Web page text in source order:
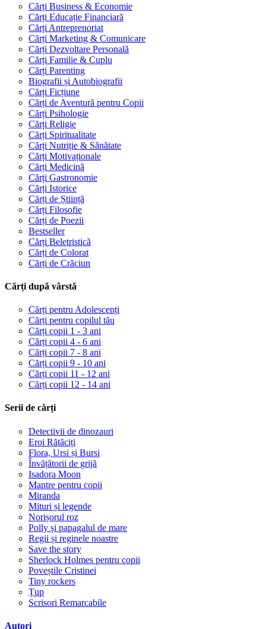
Cărți Business & Economie
Cărți Educație Financiară
Cărți Antreprenoriat
Cărți Marketing & Comunicare
Cărți Dezvoltare Personală
Cărți Familie & Cuplu
Cărți Parenting
Biografii și Autobiografii
Cărți Ficțiune
Cărți de Aventură pentru Copii
Cărți Psihologie
Cărți Religie
Cărți Spiritualitate
Cărți Nutriție & Sănătate
Cărți Motivaționale
Cărți Medicină
Cărți Gastronomie
Cărți Istorice
Cărți de Știință
Cărți Filosofie
Cărți de Poezii
Bestseller
Cărți Beletristică
Cărți de Colorat
Cărți de Crăciun
Cărți după vârstă
Cărți pentru Adolescenți
Cărți pentru copilul tău
Cărți copii 1 - 3 ani
Cărți copii 4 - 6 ani
Cărți copii 7 - 8 ani
Cărți copii 9 - 10 ani
Cărți copii 11 - 12 ani
Cărți copii 12 - 14 ani
Serii de cărți
Detectivii de dinozauri
Eroi Rătăciți
Flora, Ursi și Bursi
Învățătorii de grijă
Isadora Moon
Mantre pentru copii
Miranda
Mituri și legende
Norișorul roz
Polly și papagalul de mare
Regii și reginele noastre
Save the story
Sherlock Holmes pentru copii
Poveștile Cristinei
Tiny rockers
Țup
Scrisori Remarcabile
Autori